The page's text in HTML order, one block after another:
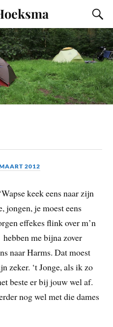
2012
keek eens naar zijn
jongen, je moest eens
effekes flink over m’n
me bijna zover
naar Harms. Dat moest
zeker. ‘t Jonge, als ik zo
beste er bij jouw wel af.
nog wel met die dames